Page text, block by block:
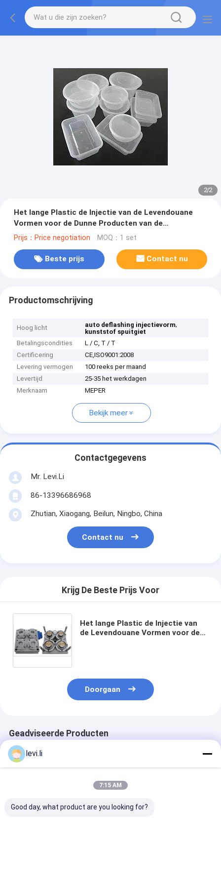
2/2
Het lange Plastic de Injectie van de Levendouane
Vormen voor de Dunne Producten van de
Muurcontainer
Prijs：Price negotiation MOQ：1 set
Beste prijs Contact nu
Productomschrijving
Hoog licht auto deflashing injectievorm,
kunststof spuitgiet
Betalingscondities
L / C, T / T
Certificering
CE,ISO9001:2008
Levering vermogen
100 reeks per maand
Levertijd
25-35 het werkdagen
Merknaam
MEPER
Bekijk meer
Contactgegevens
Mr. Levi.Li
86-13396686968
Zhutian, Xiaogang, Beilun, Ningbo, China
Contact nu
Krijg De Beste Prijs Voor
Het lange Plastic de Injectie van
de Levendouane Vormen voor de
Doorgaan
Geadviseerde Producten
levi.li
7:15 AM
Good day, what product are you looking for?